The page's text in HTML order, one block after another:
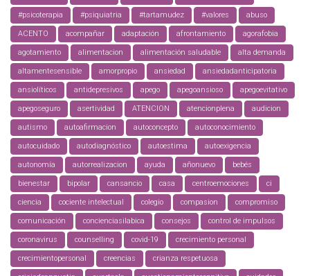
#psicoterapia #psiquiatria #tartamudez #valores abuso
ACENTO acompañar adaptación afrontamiento agorafobia
agotamiento alimentacion alimentación saludable alta demanda
altamentesensible amorpropio ansiedad ansiedadanticipatoria
ansiolíticos antidepresivos apego apegoansioso apegoevitativo
apegoseguro asertividad ATENCION atencionplena audicion
autismo autoafirmacion autoconcepto autoconocimiento
autocuidado autodiagnóstico autoestima autoexigencia
autonomía autorrealizacion ayuda añonuevo bebés
bienestar bipolar cansancio casa centroemociones ci
ciencia cociente intelectual colegio compasion compromiso
comunicación concienciasilabica consejos control de impulsos
coronavirus counselling covid-19 crecimiento personal
crecimientopersonal creencias crianza respetuosa